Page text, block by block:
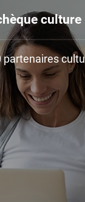
culture